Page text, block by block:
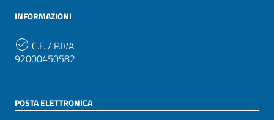
INFORMAZIONI
C.F. / P.IVA
92000450582
POSTA ELETTRONICA